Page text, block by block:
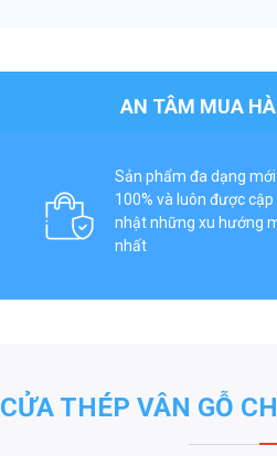
AN TÂM MUA
Sản phẩm đa dạng mới
100% và luôn được cập
nhật những xu hướng
nhất
CỬA THÉP VÂN GỖ